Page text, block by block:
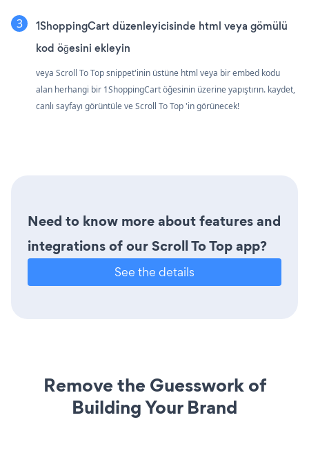
1ShoppingCart düzenleyicisinde html veya gömülü
kod öğesini ekleyin
veya Scroll To Top snippet'inin üstüne html veya bir embed kodu
alan herhangi bir 1ShoppingCart öğesinin üzerine yapıştırın. kaydet,
canlı sayfayı görüntüle ve Scroll To Top 'in görünecek!
Need to know more about features and
integrations of our Scroll To Top app?
See the details
Remove the Guesswork of
Building Your Brand